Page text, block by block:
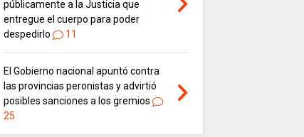
públicamente a la Justicia que
entregue el cuerpo para poder
despedirlo
11
El Gobierno nacional apuntó contra
las provincias peronistas y advirtió
posibles sanciones a los gremios
25